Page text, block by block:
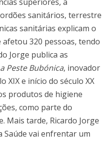
sanitários, terrestre
sanitárias explicam o
320 pessoas, tendo
Jorge publica as
Peste Bubónica, inovador
XIX e início do século XX
produtos de higiene
como parte do
Mais tarde, Ricardo Jorge
Saúde vai enfrentar um